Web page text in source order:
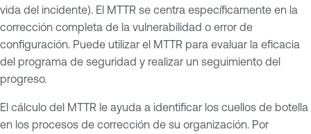
vida del incidente). El MTTR se centra específicamente en la
corrección completa de la vulnerabilidad o error de
configuración. Puede utilizar el MTTR para evaluar la eficacia
del programa de seguridad y realizar un seguimiento del
progreso.
El cálculo del MTTR le ayuda a identificar los cuellos de botella
en los procesos de corrección de su organización. Por